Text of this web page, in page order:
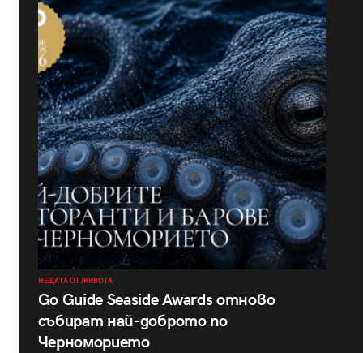
НЕЩАТА ОТ ЖИВОТА
Go Guide Seaside Awards отново
събират най-доброто по
Черноморието